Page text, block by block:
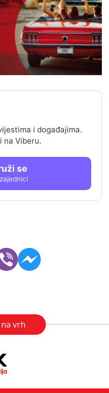
i događajima.
na Viberu.
se
vrh